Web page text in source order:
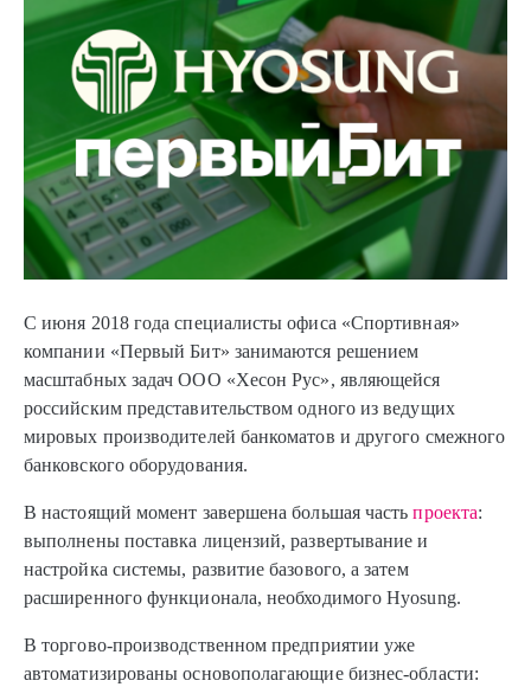
С июня 2018 года специалисты офиса «Спортивная»
компании «Первый Бит» занимаются решением
масштабных задач ООО «Хесон Рус», являющейся
российским представительством одного из ведущих
мировых производителей банкоматов и другого смежного
банковского оборудования.
В настоящий момент завершена большая частьпроекта:
выполнены поставка лицензий, развертывание и
настройка системы, развитие базового, а затем
расширенного функционала, необходимого Hyosung.
В торгово-производственном предприятии уже
автоматизированы основополагающие бизнес-области: